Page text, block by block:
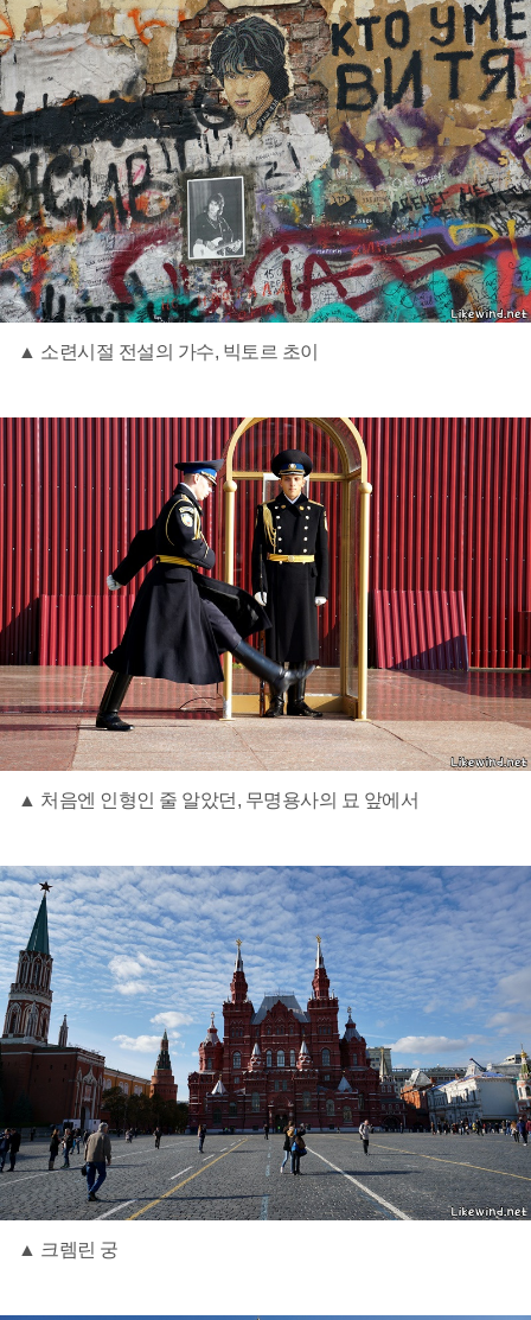
▲ 소련시절 전설의 가수, 빅토르 초이
▲ 처음엔 인형인 줄 알았던, 무명용사의 묘 앞에서
▲ 크렘린 궁